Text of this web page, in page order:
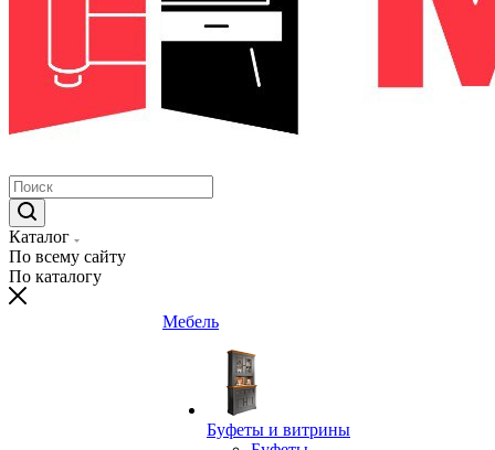
Каталог
По всему сайту
По каталогу
Мебель
Буфеты и витрины